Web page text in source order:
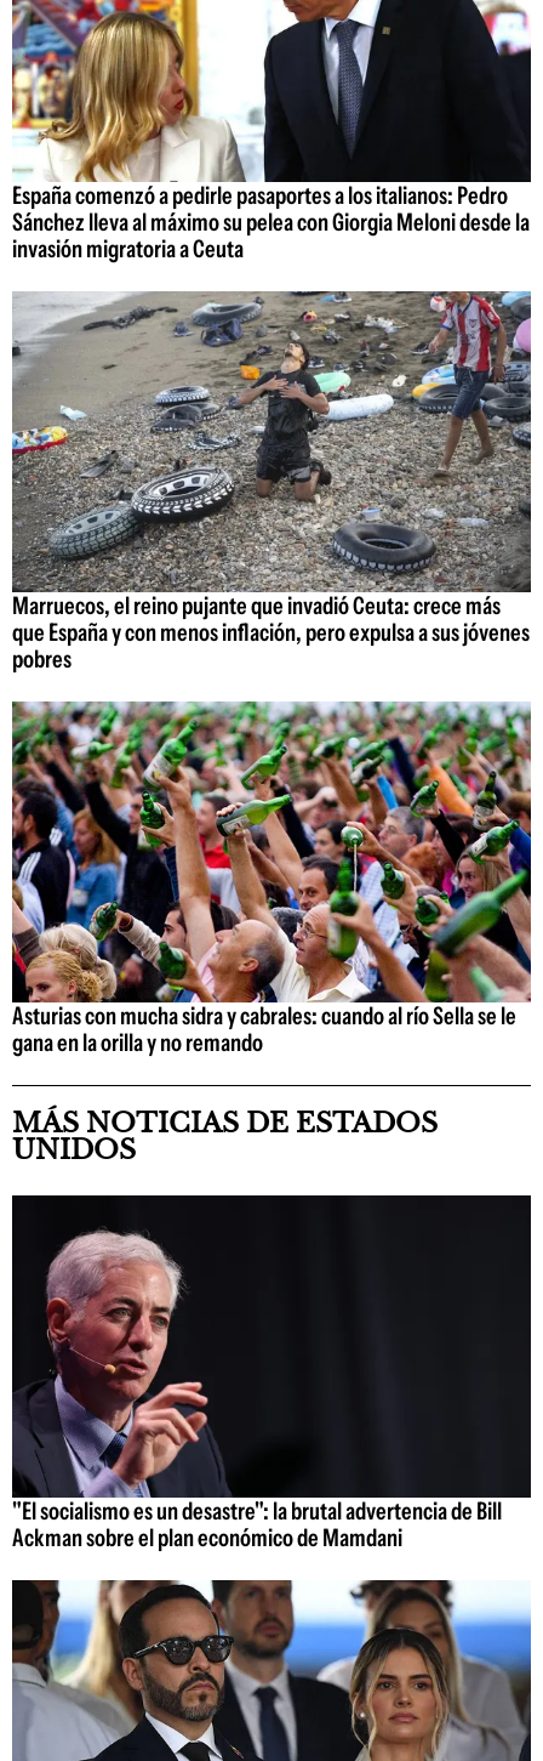
España comenzó a pedirle pasaportes a los italianos: Pedro
Sánchez lleva al máximo su pelea con Giorgia Meloni desde la
invasión migratoria a Ceuta
Marruecos, el reino pujante que invadió Ceuta: crece más
que España y con menos inflación, pero expulsa a sus jóvenes
pobres
Asturias con mucha sidra y cabrales: cuando al río Sella se le
gana en la orilla y no remando
MÁS NOTICIAS DE ESTADOS
UNIDOS
"El socialismo es un desastre": la brutal advertencia de Bill
Ackman sobre el plan económico de Mamdani